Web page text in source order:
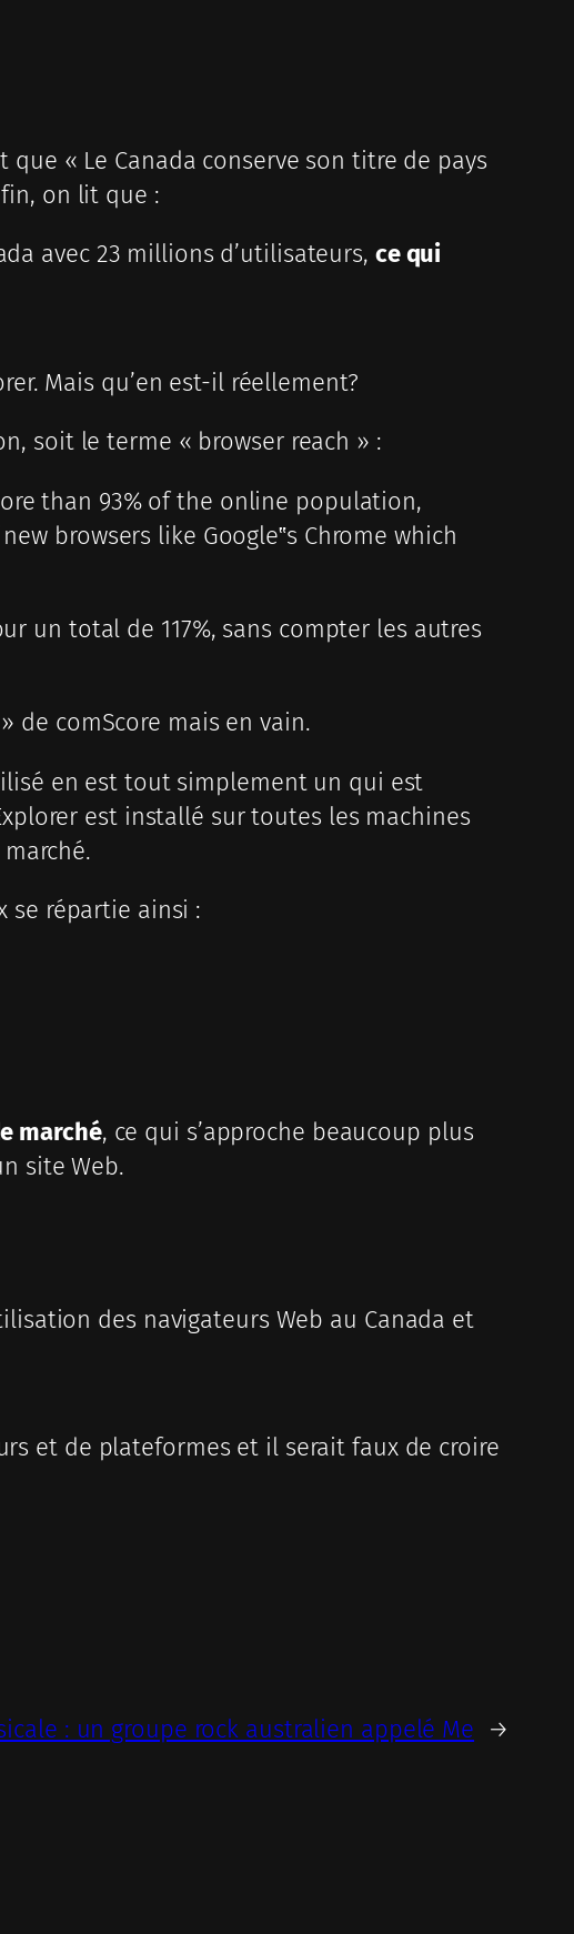
« Le Canada conserve son titre de pays
on lit que :
avec 23 millions d’utilisateurs, ce qui
Mais qu’en est-il réellement?
soit le terme « browser reach » :
than 93% of the online population,
browsers like Google‟s Chrome which
un total de 117%, sans compter les autres
de comScore mais en vain.
en est tout simplement un qui est
est installé sur toutes les machines
se répartie ainsi :
marché, ce qui s’approche beaucoup plus
site Web.
des navigateurs Web au Canada et
et de plateformes et il serait faux de croire
: un groupe rock australien appelé Me →